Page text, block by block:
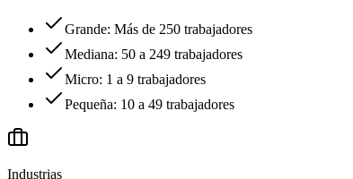
Grande: Más de 250 trabajadores
Mediana: 50 a 249 trabajadores
Micro: 1 a 9 trabajadores
Pequeña: 10 a 49 trabajadores
Industrias